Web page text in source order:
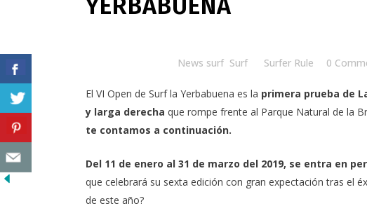
YERBABUENA
News surf Surf Surfer Rule 0
El VI Open de Surf la Yerbabuena es la primera prueba de
y larga derecha que rompe frente al Parque Natural de la
te contamos a continuación.
Del 11 de enero al 31 de marzo del 2019, se entra en
que celebrará su sexta edición con gran expectación tras el
de este año?